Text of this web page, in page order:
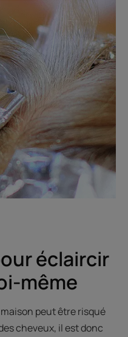
éclaircir
même
peut être risqué
cheveux, il est donc